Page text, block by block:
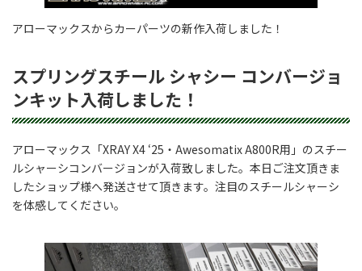
アローマックスからカーパーツの新作入荷しました！
スプリングスチール シャシー コンバージョ
ンキット入荷しました！
アローマックス「XRAY X4 ‘25・Awesomatix A800R用」のスチー
ルシャーシコンバージョンが入荷致しました。本日ご注文頂きま
したショップ様へ発送させて頂きます。注目のスチールシャーシ
を体感してください。